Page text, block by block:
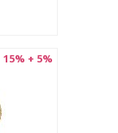
15% + 5%